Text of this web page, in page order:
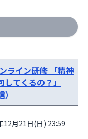
ライン研修 「精神
てくるの？」
12月21日(日) 23:59